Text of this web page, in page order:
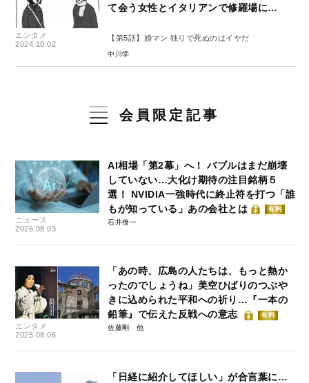
エンタメ
2024.10.02
て会う女性とイタリアンで修羅場に…
【第5話】婚マン 独りで死ぬのはイヤだ
中川学
会員限定記事
ニュース
2026.08.03
AI相場「第2幕」へ！ バブルはまだ崩壊
していない…大化け期待の注目銘柄５
選！ NVIDIA一強時代に終止符を打つ「誰
もが知っている」あの会社とは
有料
石井僚一
エンタメ
2025.08.06
「あの時、広島の人たちは、もっと熱か
ったのでしょうね」美空ひばりのつぶや
きに込められた平和への祈り…『一本の
鉛筆』で伝えた反戦への意志
有料
佐藤剛
「日経に紹介してほしい」が合言葉に…